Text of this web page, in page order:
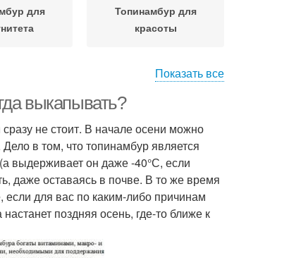
для
Топинамбур для
красоты
Показать все
выкапывать?
не стоит. В начале осени можно
в том, что топинамбур является
выдерживает он даже -40°С, если
даже оставаясь в почве. В то же время
если для вас по каким-либо причинам
поздняя осень, где-то ближе к